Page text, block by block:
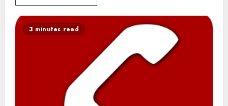
3 minutes read